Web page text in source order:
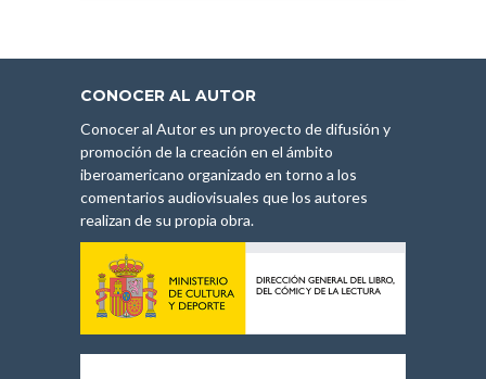
CONOCER AL AUTOR
Conocer al Autor es un proyecto de difusión y
promoción de la creación en el ámbito
iberoamericano organizado en torno a los
comentarios audiovisuales que los autores
realizan de su propia obra.